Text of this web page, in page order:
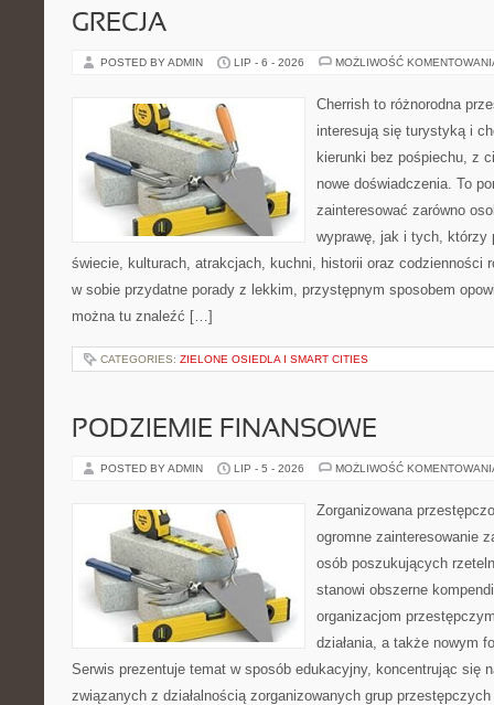
GRECJA
POSTED BY ADMIN LIP - 6 - 2026 MOŻLIWOŚĆ
Cherrish to różnorodna
interesują się turystyką i
kierunki bez pośpiechu, z
nowe doświadczenia. To
zainteresować zarówno
wyprawę, jak i tych, którzy
świecie, kulturach, atrakcjach, kuchni, historii oraz codzienności
w sobie przydatne porady z lekkim, przystępnym sposobem
można tu znaleźć […]
CATEGORIES: ZIELONE OSIEDLA I SMART CITIES
PODZIEMIE FINANSOWE
POSTED BY ADMIN LIP - 5 - 2026 MOŻLIWOŚĆ
Zorganizowana
ogromne zainteresowanie
osób poszukujących
stanowi obszerne
organizacjom
działania, a także nowym
Serwis prezentuje temat w sposób edukacyjny, koncentrując się
związanych z działalnością zorganizowanych grup